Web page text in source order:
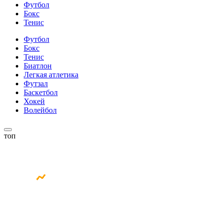
Футбол
Бокс
Тенис
Футбол
Бокс
Тенис
Биатлон
Легкая атлетика
Футзал
Баскетбол
Хокей
Волейбол
топ